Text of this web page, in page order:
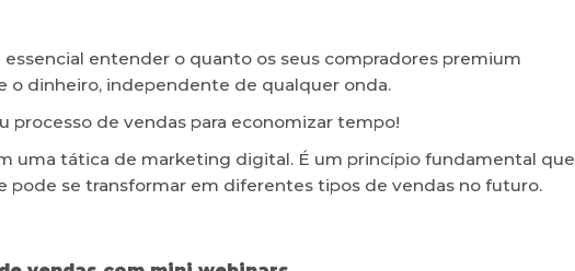
essencial entender o quanto os seus compradores premium
o dinheiro, independente de qualquer onda.
processo de vendas para economizar tempo!
uma tática de marketing digital. É um princípio fundamental que
pode se transformar em diferentes tipos de vendas no futuro.